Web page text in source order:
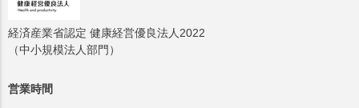
経済産業省認定 健康経営優良法人2022
（中小規模法人部門）
営業時間